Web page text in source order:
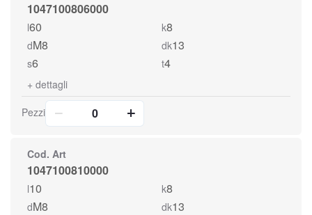
1047100806000
l60 k8
dM8 dk13
s6 t4
+ dettagli
Pezzi
Cod. Art
1047100810000
l10 k8
dM8 dk13